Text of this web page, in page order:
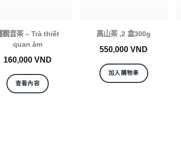
觀音茶 – Trà thiết
quan âm
160,000 VND
查看內容
高山茶 ,2 盒300g
550,000VND
加入購物車